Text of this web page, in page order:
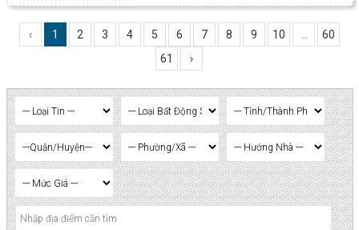
‹ 1 2 3 4 5 6 7 8 9 10
60
61
›